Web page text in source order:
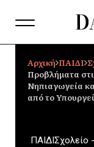
Αρχική ΠΑΙΔΙ
Προβλήματα
Νηπιαγωγεία
από το
ΠΑΙΔΙΣχολείο